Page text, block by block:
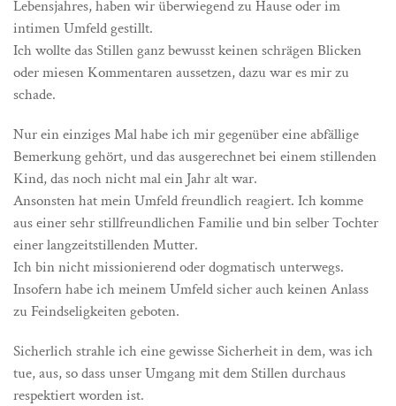
Lebensjahres, haben wir überwiegend zu Hause oder im
intimen Umfeld gestillt.
Ich wollte das Stillen ganz bewusst keinen schrägen Blicken
oder miesen Kommentaren aussetzen, dazu war es mir zu
schade.
Nur ein einziges Mal habe ich mir gegenüber eine abfällige
Bemerkung gehört, und das ausgerechnet bei einem stillenden
Kind, das noch nicht mal ein Jahr alt war.
Ansonsten hat mein Umfeld freundlich reagiert. Ich komme
aus einer sehr stillfreundlichen Familie und bin selber Tochter
einer langzeitstillenden Mutter.
Ich bin nicht missionierend oder dogmatisch unterwegs.
Insofern habe ich meinem Umfeld sicher auch keinen Anlass
zu Feindseligkeiten geboten.
Sicherlich strahle ich eine gewisse Sicherheit in dem, was ich
tue, aus, so dass unser Umgang mit dem Stillen durchaus
respektiert worden ist.